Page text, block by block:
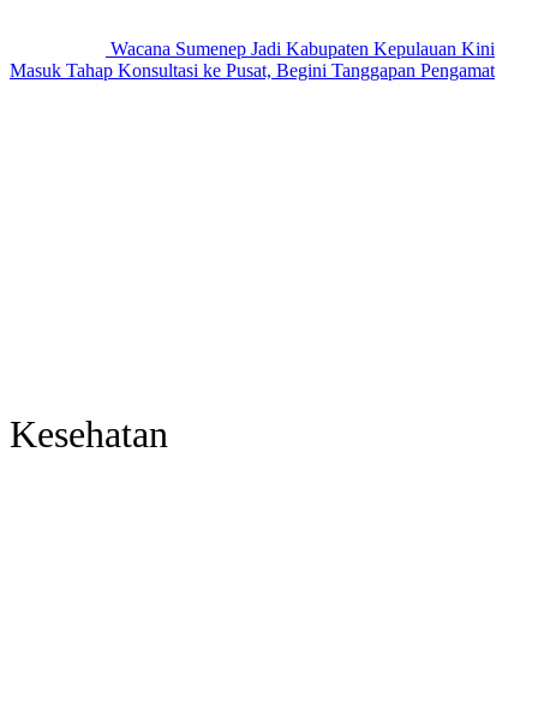
Wacana Sumenep Jadi Kabupaten Kepulauan Kini
Masuk Tahap Konsultasi ke Pusat, Begini Tanggapan Pengamat
Kesehatan